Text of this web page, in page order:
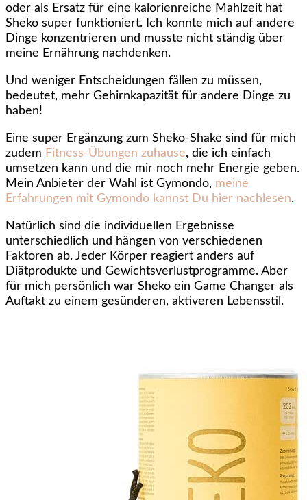
oder als Ersatz für eine kalorienreiche Mahlzeit hat
Sheko super funktioniert. Ich konnte mich auf andere
Dinge konzentrieren und musste nicht ständig über
meine Ernährung nachdenken.
Und weniger Entscheidungen fällen zu müssen,
bedeutet, mehr Gehirnkapazität für andere Dinge zu
haben!
Eine super Ergänzung zum Sheko-Shake sind für mich
zudem Fitness-Übungen zuhause, die ich einfach
umsetzen kann und die mir noch mehr Energie geben.
Mein Anbieter der Wahl ist Gymondo, meine
Erfahrungen mit Gymondo kannst Du hier nachlesen.
Natürlich sind die individuellen Ergebnisse
unterschiedlich und hängen von verschiedenen
Faktoren ab. Jeder Körper reagiert anders auf
Diätprodukte und Gewichtsverlustprogramme. Aber
für mich persönlich war Sheko ein Game Changer als
Auftakt zu einem gesünderen, aktiveren Lebensstil.